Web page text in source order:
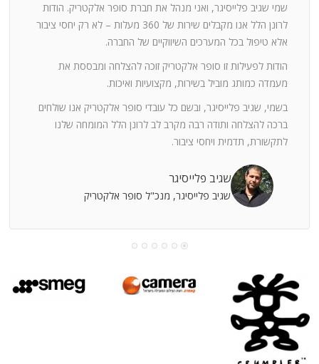
שמי שגיב פלייסיגר, ואני מנהל את חברת סופר אלקטריק. הודות
לרונן הלל אנו מקבלים שירות של 360 מעלות – לא רק יחסי ציבור
אלא טיפול בכל המערכים השיווקיים של החברה.
הודות לפעילות זו סופר אלקטריק זוכה להצלחה ומבססת את
מעמדה כמותג מוביל בשירות, מקצועיות ואיכות.
בשמי, שגיב פלייסיגר, ובשם כל עובדי סופר אלקטריק אנו שולחים
ברכה להצלחה ותודה רבה מקרב לב לרונן הלל המומחה שלנו
לתקשורת, תדמית ויחסי ציבור.
שגיב פלייסיגר
שגיב פלייסיגר, מנכ"ל סופר אלקטריק